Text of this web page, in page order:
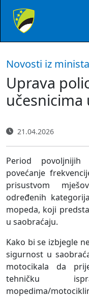
Novosti iz
Uprava
učesnicima
21.04.2026
Period povoljnijih
povećanje
prisustvom
određenih
mopeda, koji
u saobraćaju.
Kako bi se izbjegle
sigurnost u
motocikala da
tehničku
mopedima/